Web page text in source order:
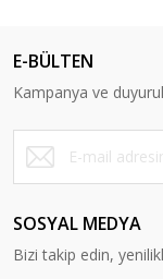
E-BÜLTEN
Kampanya ve
SOSYAL MEDYA
Bizi takip edin,